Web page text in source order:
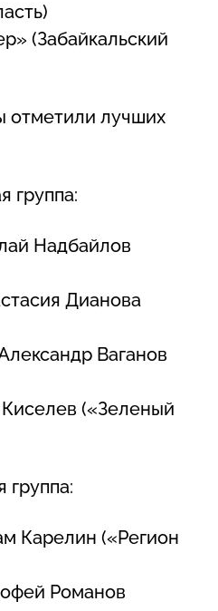
(Забайкальский
отметили лучших
группа:
Надбайлов
Дианова
Ваганов
(«Зеленый
группа:
Карелин («Регион
Романов